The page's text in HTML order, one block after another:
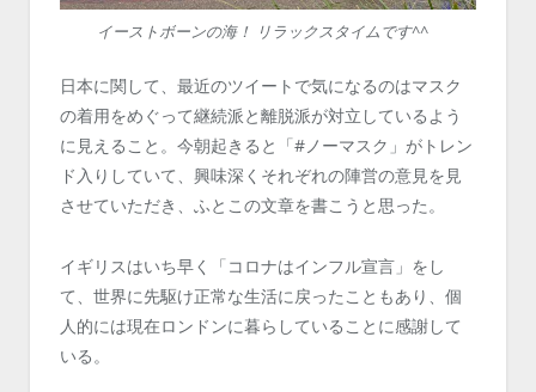
イーストボーンの海！ リラックスタイムです^^
日本に関して、最近のツイートで気になるのはマスク
の着用をめぐって継続派と離脱派が対立しているよう
に見えること。今朝起きると「#ノーマスク」がトレン
ド入りしていて、興味深くそれぞれの陣営の意見を見
させていただき、ふとこの文章を書こうと思った。
イギリスはいち早く「コロナはインフル宣言」をし
て、世界に先駆け正常な生活に戻ったこともあり、個
人的には現在ロンドンに暮らしていることに感謝して
いる。